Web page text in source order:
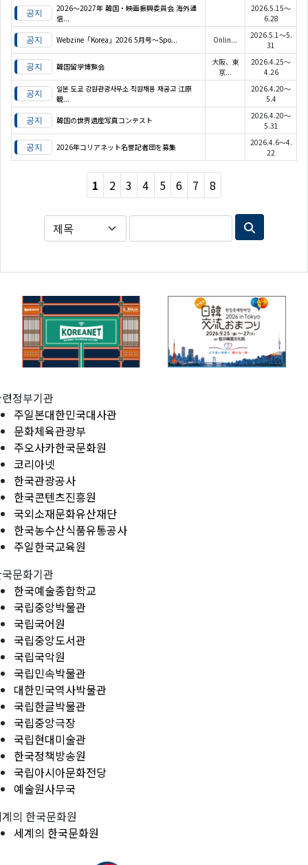
2026〜2027年 韓国・映画振興委員会 海外通
信...
2026.5.15～
6.28
Webzine「Korea」2026 5月号～Spo... Onlin...
2026.5.1～5.
31
韓国留学博覧会
大阪、東
京...
2026.4.25～
4.26
일본 도쿄 강원관광사무소 직원채용 재공고 江原
観...
2026.4.20～
5.4
韓国の世界遺産写真コンテスト
2026.4.20～
5.31
2026年コリアネット名誉記者団を募集
2026.4.6～4.
22
1 2 3 4 5 6 7 8
정부기관
주일본대한민국대사관
문화체육관광부
주오사카한국문화원
코리아넷
한국관광공사
한국콘텐츠진흥원
국외소재문화유산재단
한국농수산식품유통공사
주일한국교육원
문화기관
한국예술종합학교
국립중앙박물관
국립국어원
국립중앙도서관
국립국악원
국립민속박물관
대한민국역사박물관
국립한글박물관
국립중앙극장
국립현대미술관
한국정책방송원
국립아시아문화전당
예술원사무국
의 한국문화원
세계의 한국문화원